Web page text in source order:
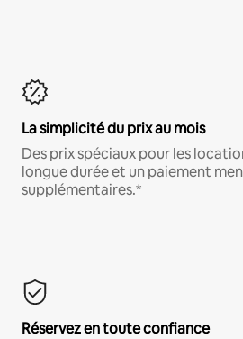
La simplicité du prix au mois
Des prix spéciaux pour les
longue durée et un paiement
supplémentaires.*
Réservez en toute confiance